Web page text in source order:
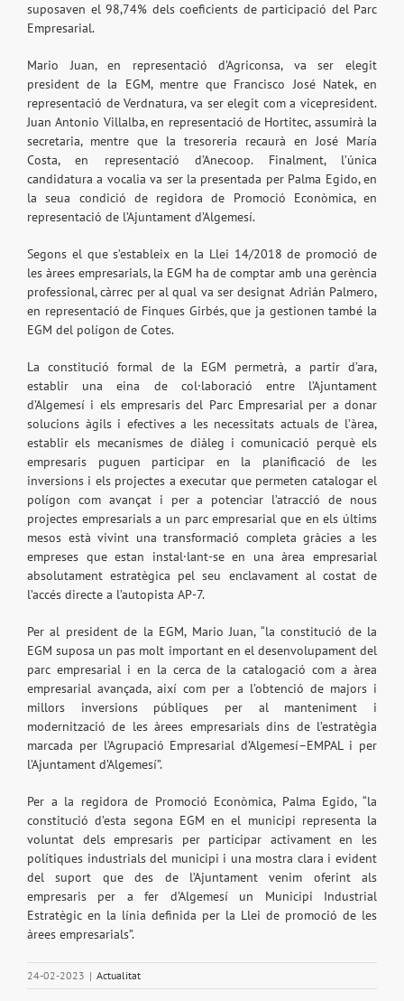
suposaven el 98,74% dels coeficients de participació del Parc
Empresarial.
Mario Juan, en representació d’Agriconsa, va ser elegit
president de la EGM, mentre que Francisco José Natek, en
representació de Verdnatura, va ser elegit com a vicepresident.
Juan Antonio Villalba, en representació de Hortitec, assumirà la
secretaria, mentre que la tresoreria recaurà en José María
Costa, en representació d’Anecoop. Finalment, l’única
candidatura a vocalia va ser la presentada per Palma Egido, en
la seua condició de regidora de Promoció Econòmica, en
representació de l’Ajuntament d’Algemesí.
Segons el que s’estableix en la Llei 14/2018 de promoció de
les àrees empresarials, la EGM ha de comptar amb una gerència
professional, càrrec per al qual va ser designat Adrián Palmero,
en representació de Finques Girbés, que ja gestionen també la
EGM del polígon de Cotes.
La constitució formal de la EGM permetrà, a partir d’ara,
establir una eina de col·laboració entre l’Ajuntament
d’Algemesí i els empresaris del Parc Empresarial per a donar
solucions àgils i efectives a les necessitats actuals de l’àrea,
establir els mecanismes de diàleg i comunicació perquè els
empresaris puguen participar en la planificació de les
inversions i els projectes a executar que permeten catalogar el
polígon com avançat i per a potenciar l’atracció de nous
projectes empresarials a un parc empresarial que en els últims
mesos està vivint una transformació completa gràcies a les
empreses que estan instal·lant-se en una àrea empresarial
absolutament estratègica pel seu enclavament al costat de
l’accés directe a l’autopista AP-7.
Per al president de la EGM, Mario Juan, “la constitució de la
EGM suposa un pas molt important en el desenvolupament del
parc empresarial i en la cerca de la catalogació com a àrea
empresarial avançada, així com per a l’obtenció de majors i
millors inversions públiques per al manteniment i
modernització de les àrees empresarials dins de l’estratègia
marcada per l’Agrupació Empresarial d’Algemesí–EMPAL i per
l’Ajuntament d’Algemesí”.
Per a la regidora de Promoció Econòmica, Palma Egido, “la
constitució d’esta segona EGM en el municipi representa la
voluntat dels empresaris per participar activament en les
polítiques industrials del municipi i una mostra clara i evident
del suport que des de l’Ajuntament venim oferint als
empresaris per a fer d’Algemesí un Municipi Industrial
Estratègic en la línia definida per la Llei de promoció de les
àrees empresarials”.
24-02-2023 | Actualitat